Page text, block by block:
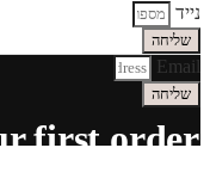
נייד
שליחה
Email
שליחה
first order